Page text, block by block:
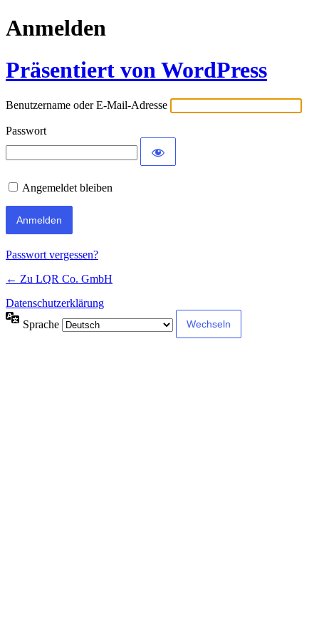
Anmelden
Präsentiert von WordPress
Benutzername oder E-Mail-Adresse
Passwort
Angemeldet bleiben
Passwort vergessen?
← Zu LQR Co. GmbH
Datenschutzerklärung
Sprache